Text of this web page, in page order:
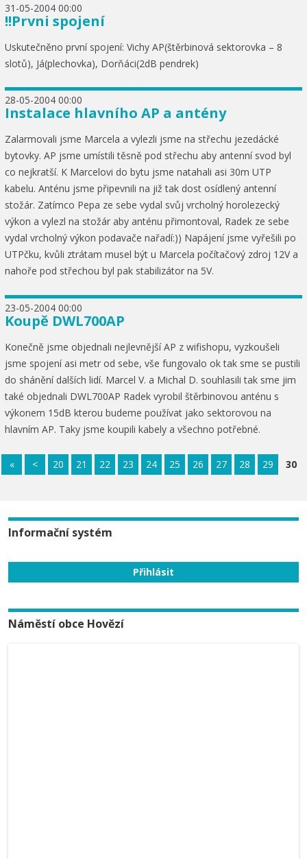
31-05-2004 00:00
!!Prvni spojení
Uskutečněno první spojení: Vichy AP(štěrbinová sektorovka – 8
slotů), Já(plechovka), Dorňáci(2dB pendrek)
28-05-2004 00:00
Instalace hlavního AP a antény
Zalarmovali jsme Marcela a vylezli jsme na střechu jezedácké
bytovky. AP jsme umístili těsně pod střechu aby antenní svod byl
co nejkratší. K Marcelovi do bytu jsme natahali asi 30m UTP
kabelu. Anténu jsme připevnili na již tak dost osídlený antenní
stožár. Zatímco Pepa ze sebe vydal svůj vrcholný horolezecký
výkon a vylezl na stožár aby anténu přimontoval, Radek ze sebe
vydal vrcholný výkon podavače nařadí:)) Napájení jsme vyřešili po
UTPčku, kvůli ztrátam musel být u Marcela počítačový zdroj 12V a
nahoře pod střechou byl pak stabilizátor na 5V.
23-05-2004 00:00
Koupě DWL700AP
Konečně jsme objednali nejlevnější AP z wifishopu, vyzkoušeli
jsme spojení asi metr od sebe, vše fungovalo ok tak sme se pustili
do shánění dalších lidí. Marcel V. a Michal D. souhlasili tak sme jim
také objednali DWL700AP Radek vyrobil štěrbinovou anténu s
výkonem 15dB kterou budeme používat jako sektorovou na
hlavním AP. Taky jsme koupili kabely a všechno potřebné.
« < 20 21 22 23 24 25 26 27 28 29 30
Informační systém
Náměstí obce Hovězí